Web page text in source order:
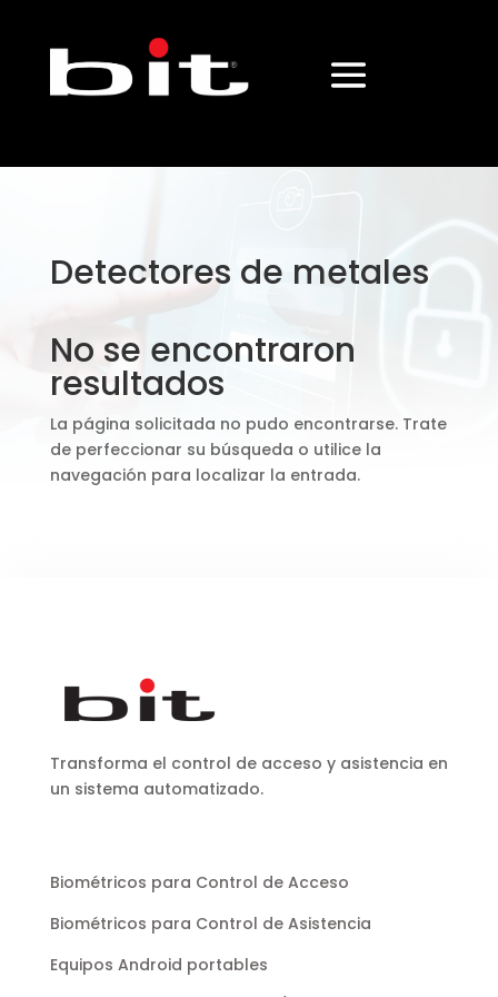
Detectores de metales
No se encontraron
resultados
La página solicitada no pudo encontrarse. Trate
de perfeccionar su búsqueda o utilice la
navegación para localizar la entrada.
Transforma el control de acceso y asistencia en
un sistema automatizado.
Biométricos para Control de Acceso
Biométricos para Control de Asistencia
Equipos Android portables